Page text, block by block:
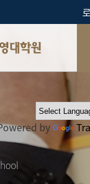
by
대학원